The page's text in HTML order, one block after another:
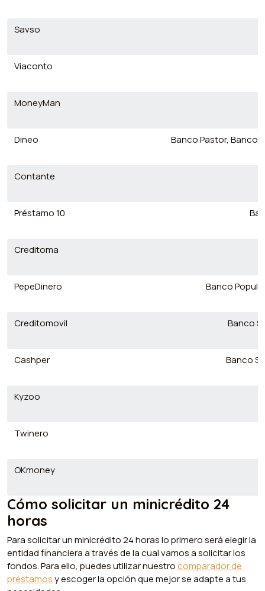
Savso
Viaconto
MoneyMan
Dineo Banco Pastor, Banco
Contante
Préstamo 10
Creditoma
PepeDinero Banco
Creditomovil Banco
Cashper Banco
Kyzoo
Twinero
OKmoney
Cómo solicitar un minicrédito 24
horas
Para solicitar un minicrédito 24 horas lo primero será elegir la
entidad financiera a través de la cual vamos a solicitar los
fondos. Para ello, puedes utilizar nuestrocomparador de
préstamosy escoger la opción que mejor se adapte a tus